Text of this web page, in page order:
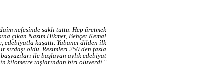
nefesinde saklı tuttu. Hep üretmek
çıkan Nazım Hikmet, Behçet Kemal
kuşattı. Yabancı dilden ilk
oldu. Resimleri 250 den fazla
ile başlayan aylık edebiyat
kilometre taşlarından biri oluverdi."